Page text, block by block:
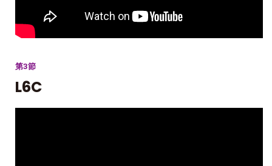
第3節
L6C